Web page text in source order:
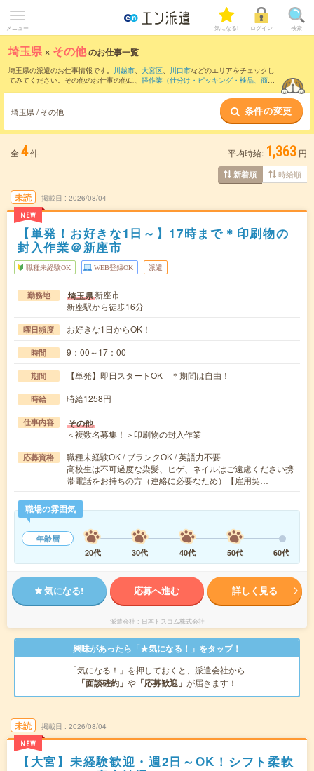
メニュー 気になる! ログイン 検索
埼玉県 × その他のお仕事一覧
埼玉県の派遣のお仕事情報です。 川越市、 大宮区、 川口市などのエリアをチェックし
てみてください。その他のお仕事の他に、 軽作業（仕分け・ピッキング・検品、商品
などのこだわり条件で絞り込んでいただ
けます。
埼玉県 / その他 条件の変更
全 4件 平均時給: 1,363 円
新着順 時給順
未読
NEW
掲載日 2026/08/04
【単発！お好きな1日～】17時まで＊印刷物の
封入作業＠新座市
職種未経験OK WEB登録OK 派遣
勤務地 埼玉県新座市
新座駅から徒歩16分
曜日頻度 お好きな1日からOK！
時間 9：00～17：00
期間 【単発】即日スタートOK ＊期間は自由！
時給 時給1258円
仕事内容 その他
＜複数名募集！＞印刷物の封入作業
応募資格
職種未経験OK / ブランクOK / 英語力不要
高校生は不可過度な染髪、ヒゲ、ネイルはご遠慮ください携
帯電話をお持ちの方（連絡に必要なため）【雇用契…
職場の雰囲気
年齢層
20代
30代 40代 50代 60代
気になる! 応募へ進む 詳しく見る
派遣会社 日本トスコム株式会社
興味があったら「★気になる！」をタップ！
「気になる！」を押しておくと、派遣会社から
「面談確約」 や 「応募歓迎」 が届きます！
未読
NEW
掲載日 2026/08/04
【大宮】未経験歓迎・週2日～OK！シフト柔軟